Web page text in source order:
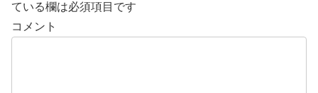
ている欄は必須項目です
コメント